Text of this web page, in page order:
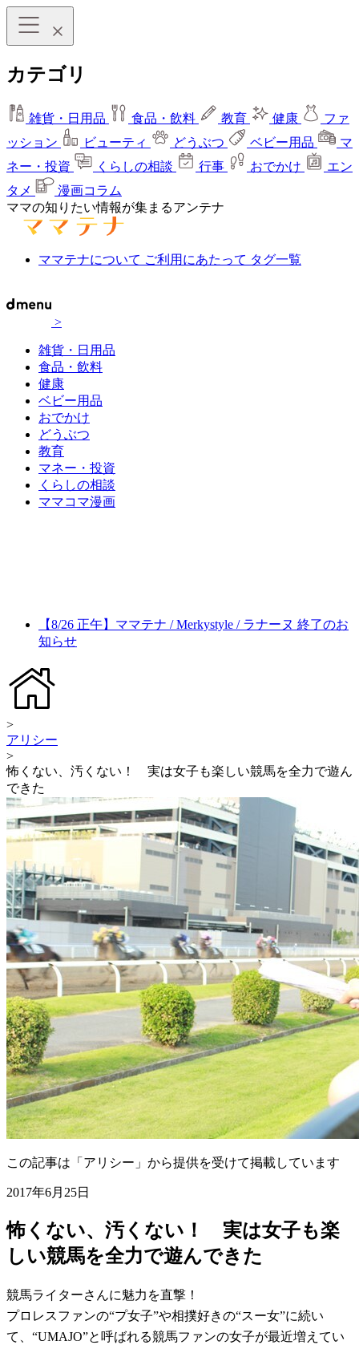
カテゴリ
雑貨・日用品 食品・飲料 教育 健康
ファ
ッション
ビューティ どうぶつ ベビー用品
マ
ネー・投資
くらしの相談 行事 おでかけ
エン
タメ
漫画コラム
ママの知りたい情報が集まるアンテナ
ママテナについて ご利用にあたって タグ一覧
>
雑貨・日用品
食品・飲料
健康
ベビー用品
おでかけ
どうぶつ
教育
マネー・投資
くらしの相談
ママコマ漫画
【8/26 正午】ママテナ / Merkystyle / ラナーヌ 終了のお
知らせ
>
アリシー
>
怖くない、汚くない！ 実は女子も楽しい競馬を全力で遊ん
できた
この記事は「アリシー」から提供を受けて掲載しています
2017年6月25日
怖くない、汚くない！ 実は女子も楽
しい競馬を全力で遊んできた
競馬ライターさんに魅力を直撃！
プロレスファンの“プ女子”や相撲好きの“スー女”に続い
て、“UMAJO”と呼ばれる競馬ファンの女子が最近増えてい